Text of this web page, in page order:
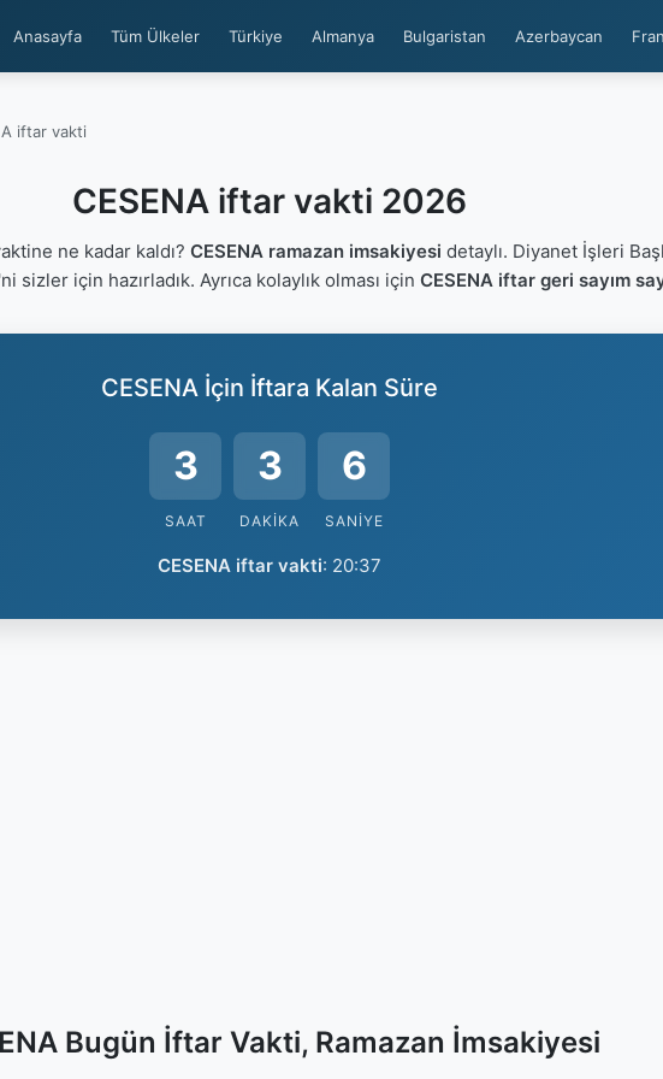
Anasayfa Tüm Ülkeler Türkiye Almanya Bulgaristan Azerbaycan
iftar vakti
CESENA iftar vakti 2026
ne kadar kaldı? CESENA ramazan imsakiyesi detaylı. Diyanet İşleri
sizler için hazırladık. Ayrıca kolaylık olması için CESENA iftar geri sayım
CESENA İçin İftara Kalan Süre
3
SAAT
3
DAKIKA
6
SANIYE
CESENA iftar vakti: 20:37
Bugün İftar Vakti, Ramazan İmsakiyesi